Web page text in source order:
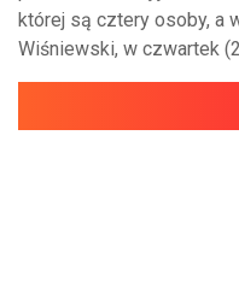
której są cztery osoby, a
Wiśniewski, w czwartek